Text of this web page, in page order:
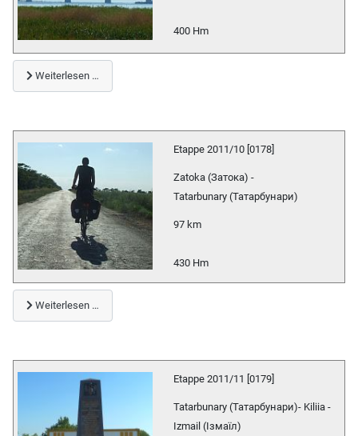
400 Hm
Weiterlesen …
Etappe 2011/10 [0178]
Zatoka (Затока) -
Tatarbunary (Татарбунари)
97 km
430 Hm
Weiterlesen …
Etappe 2011/11 [0179]
Tatarbunary (Татарбунари)- Kiliia -
Izmail (Ізмаїл)